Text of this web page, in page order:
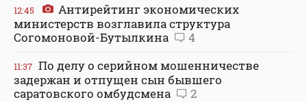
12:45
Антирейтинг экономических
министерств возглавила структура
Согомоновой-Бутылкина
4
11:37 По делу о серийном мошенничестве
задержан и отпущен сын бывшего
саратовского омбудсмена
2